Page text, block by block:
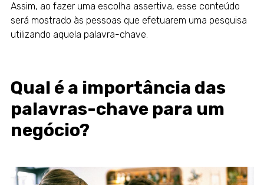
Assim, ao fazer uma escolha assertiva, esse conteúdo
será mostrado às pessoas que efetuarem uma pesquisa
utilizando aquela palavra-chave.
Qual é a importância das
palavras-chave para um
negócio?